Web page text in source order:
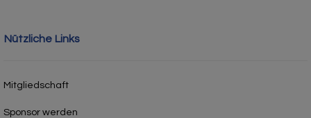
Nützliche Links
Mitgliedschaft
Sponsor werden